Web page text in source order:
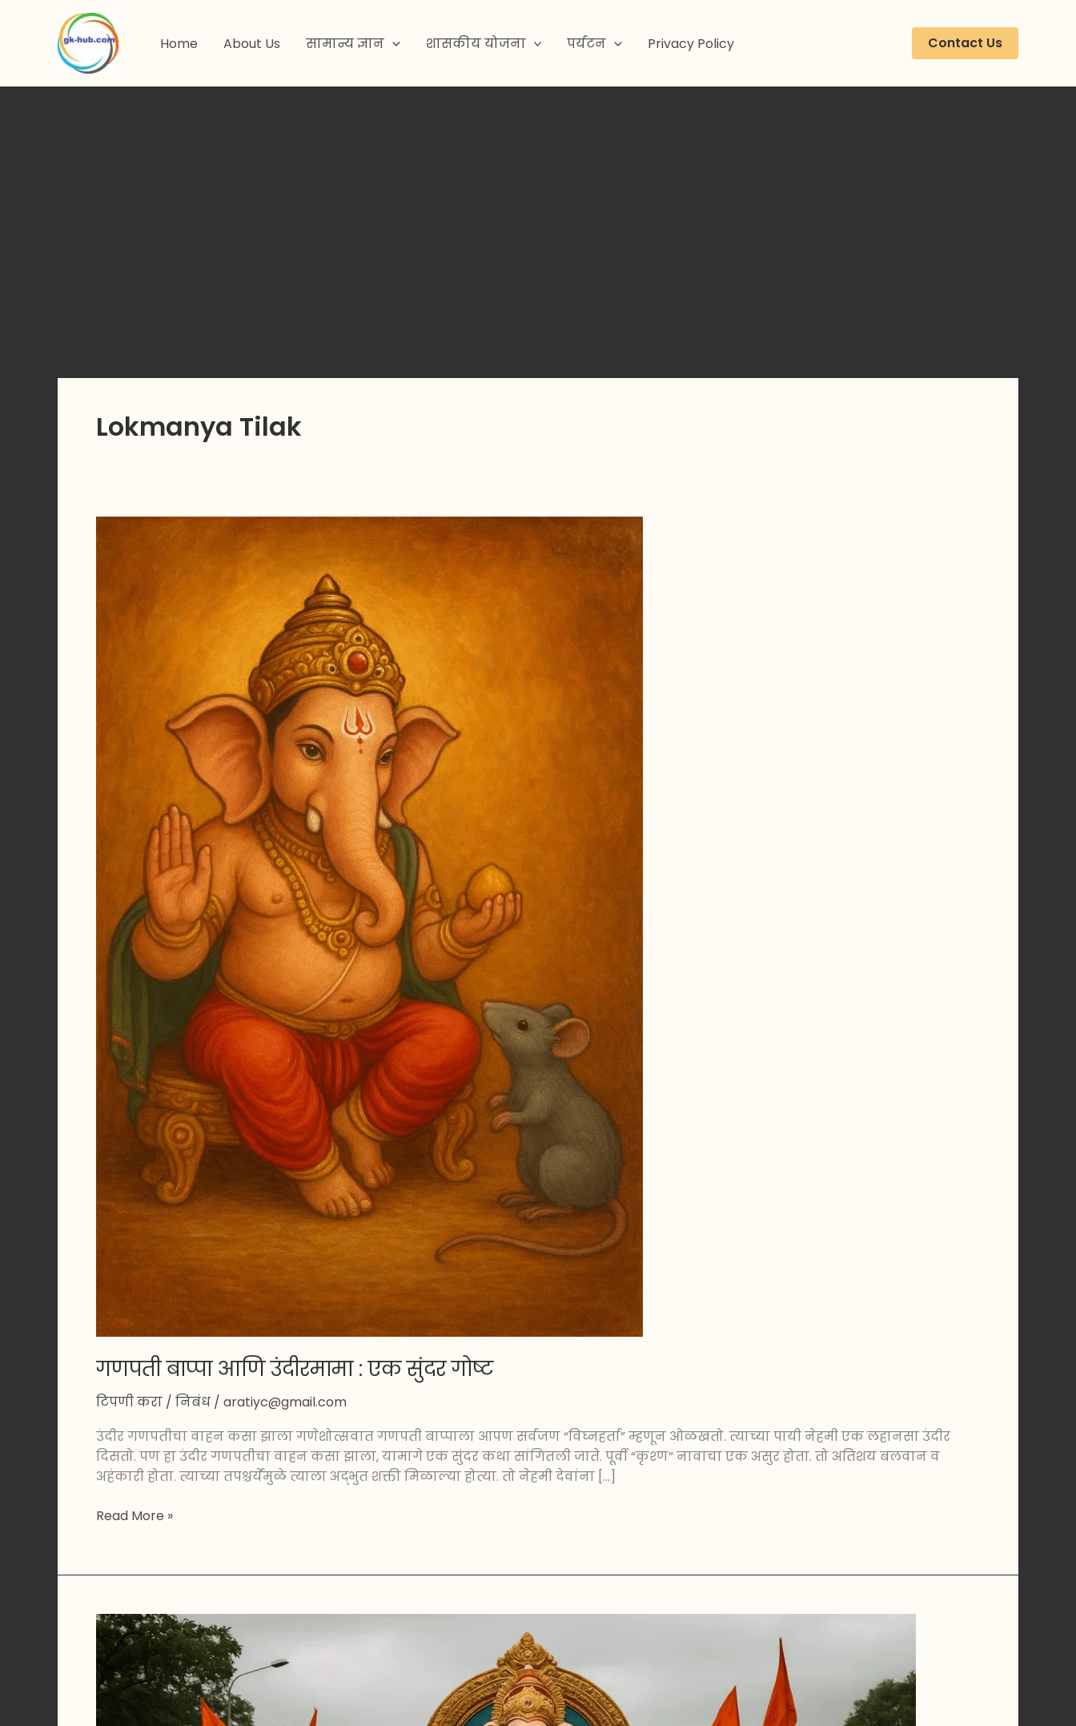
Home About Us सामान्य ज्ञान शासकीय योजना पर्यटन Privacy Policy Contact Us
Lokmanya Tilak
गणपती बाप्पा आणि उंदीरमामा : एक सुंदर गोष्ट
टिपणी करा / निबंध/ aratiyc@gmail.com
उंदीर गणपतीचा वाहन कसा झाला गणेशोत्सवात गणपती बाप्पाला आपण सर्वजण “विघ्नहर्ता” म्हणून ओळखतो. त्याच्या पायी नेहमी एक लहानसा उंदीर
दिसतो. पण हा उंदीर गणपतीचा वाहन कसा झाला, यामागे एक सुंदर कथा सांगितली जाते. पूर्वी “कृश्ण” नावाचा एक असुर होता. तो अतिशय बलवान व
अहंकारी होता. त्याच्या तपश्चर्येमुळे त्याला अद्भुत शक्ती मिळाल्या होत्या. तो नेहमी देवांना […]
गणपती
आणि
उंदीरमामा
Read More »
गणेशोत्सव
:
महाराष्ट्राचा
प्रसिद्ध